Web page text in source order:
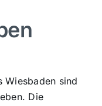
Wiesbaden sind
Die